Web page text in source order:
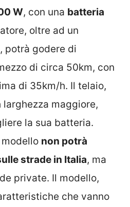
W, con una batteria
oltre ad un
potrà godere di
di circa 50km, con
di 35km/h. Il telaio,
maggiore,
la sua batteria.
non potrà
strade in Italia, ma
private. Il modello,
che vanno